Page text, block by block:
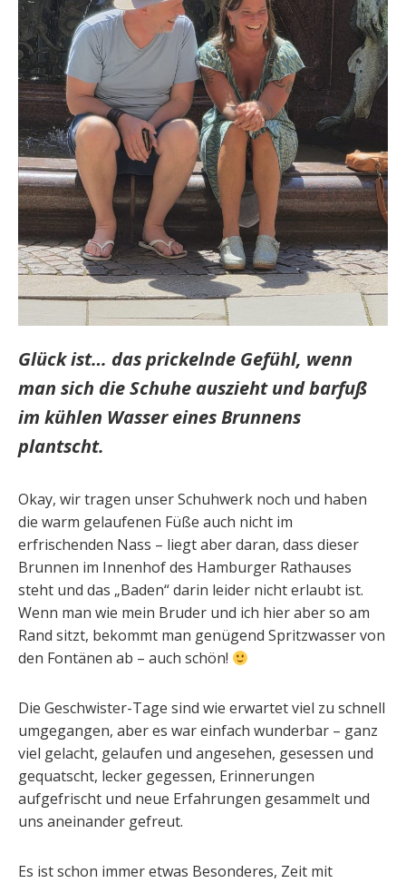
Glück ist… das prickelnde Gefühl, wenn
man sich die Schuhe auszieht und barfuß
im kühlen Wasser eines Brunnens
plantscht.
Okay, wir tragen unser Schuhwerk noch und haben
die warm gelaufenen Füße auch nicht im
erfrischenden Nass – liegt aber daran, dass dieser
Brunnen im Innenhof des Hamburger Rathauses
steht und das „Baden“ darin leider nicht erlaubt ist.
Wenn man wie mein Bruder und ich hier aber so am
Rand sitzt, bekommt man genügend Spritzwasser von
den Fontänen ab – auch schön!
Die Geschwister-Tage sind wie erwartet viel zu schnell
umgegangen, aber es war einfach wunderbar – ganz
viel gelacht, gelaufen und angesehen, gesessen und
gequatscht, lecker gegessen, Erinnerungen
aufgefrischt und neue Erfahrungen gesammelt und
uns aneinander gefreut.
Es ist schon immer etwas Besonderes, Zeit mit